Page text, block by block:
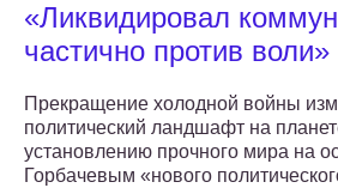
«Ликвидировал
частично против воли»
Прекращение холодной войны
политический ландшафт на
установлению прочного мира на
Горбачевым «нового